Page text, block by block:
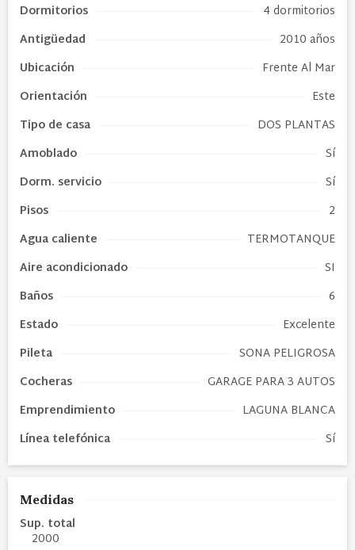
Dormitorios
4 dormitorios
Antigüedad
2010 años
Ubicación
Frente Al Mar
Orientación
Este
Tipo de casa
DOS PLANTAS
Amoblado
Sí
Dorm. servicio
Sí
Pisos
2
Agua caliente
TERMOTANQUE
Aire acondicionado
SI
Baños
6
Estado
Excelente
Pileta
SONA PELIGROSA
Cocheras
GARAGE PARA 3 AUTOS
Emprendimiento
LAGUNA BLANCA
Línea telefónica
Sí
Medidas
Sup. total
2000